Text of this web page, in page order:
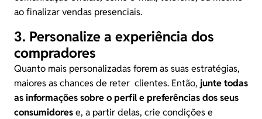
ao finalizar vendas presenciais.
3. Personalize a experiência dos
compradores
Quanto mais personalizadas forem as suas estratégias,
maiores as chances de reter clientes. Então, junte todas
as informações sobre o perfil e preferências dos seus
consumidorese, a partir delas, crie condições e